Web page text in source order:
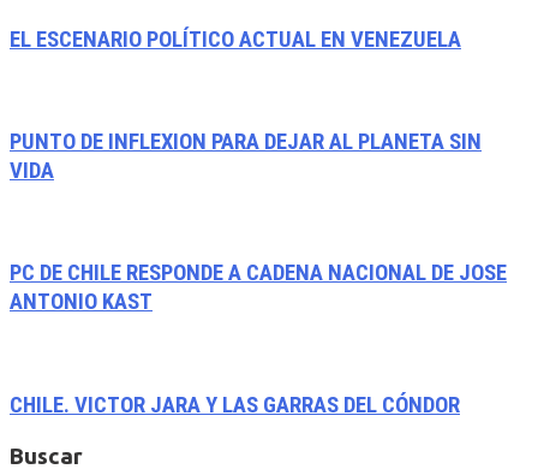
EL ESCENARIO POLÍTICO ACTUAL EN VENEZUELA
PUNTO DE INFLEXION PARA DEJAR AL PLANETA SIN
VIDA
PC DE CHILE RESPONDE A CADENA NACIONAL DE JOSE
ANTONIO KAST
CHILE. VICTOR JARA Y LAS GARRAS DEL CÓNDOR
Buscar